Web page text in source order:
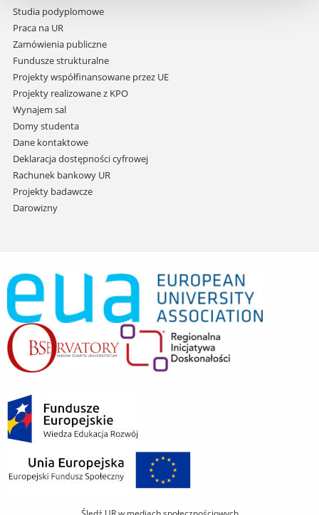
treści
Studia podyplomowe
Praca na UR
Zamówienia publiczne
Fundusze strukturalne
Projekty współfinansowane przez UE
Projekty realizowane z KPO
Wynajem sal
Domy studenta
Dane kontaktowe
Deklaracja dostępności cyfrowej
Rachunek bankowy UR
Projekty badawcze
Darowizny